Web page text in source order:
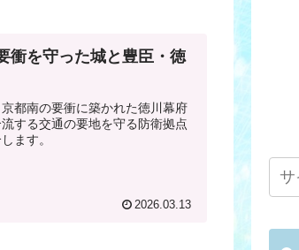
衝を守った城と豊臣・徳
都南の要衝に築かれた徳川幕府
する交通の要地を守る防衛拠点
ます。
2026.03.13